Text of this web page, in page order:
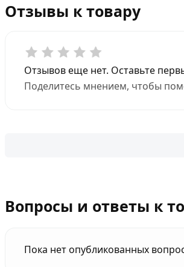
Отзывы к товару
Отзывов еще нет. Оставьте
Поделитесь мнением, чтобы
Вопросы и ответы к
Пока нет опубликованных